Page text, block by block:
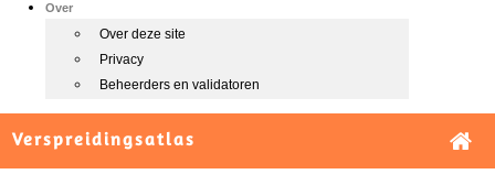
Over
Over deze site
Privacy
Beheerders en validatoren
Verspreidingsatlas